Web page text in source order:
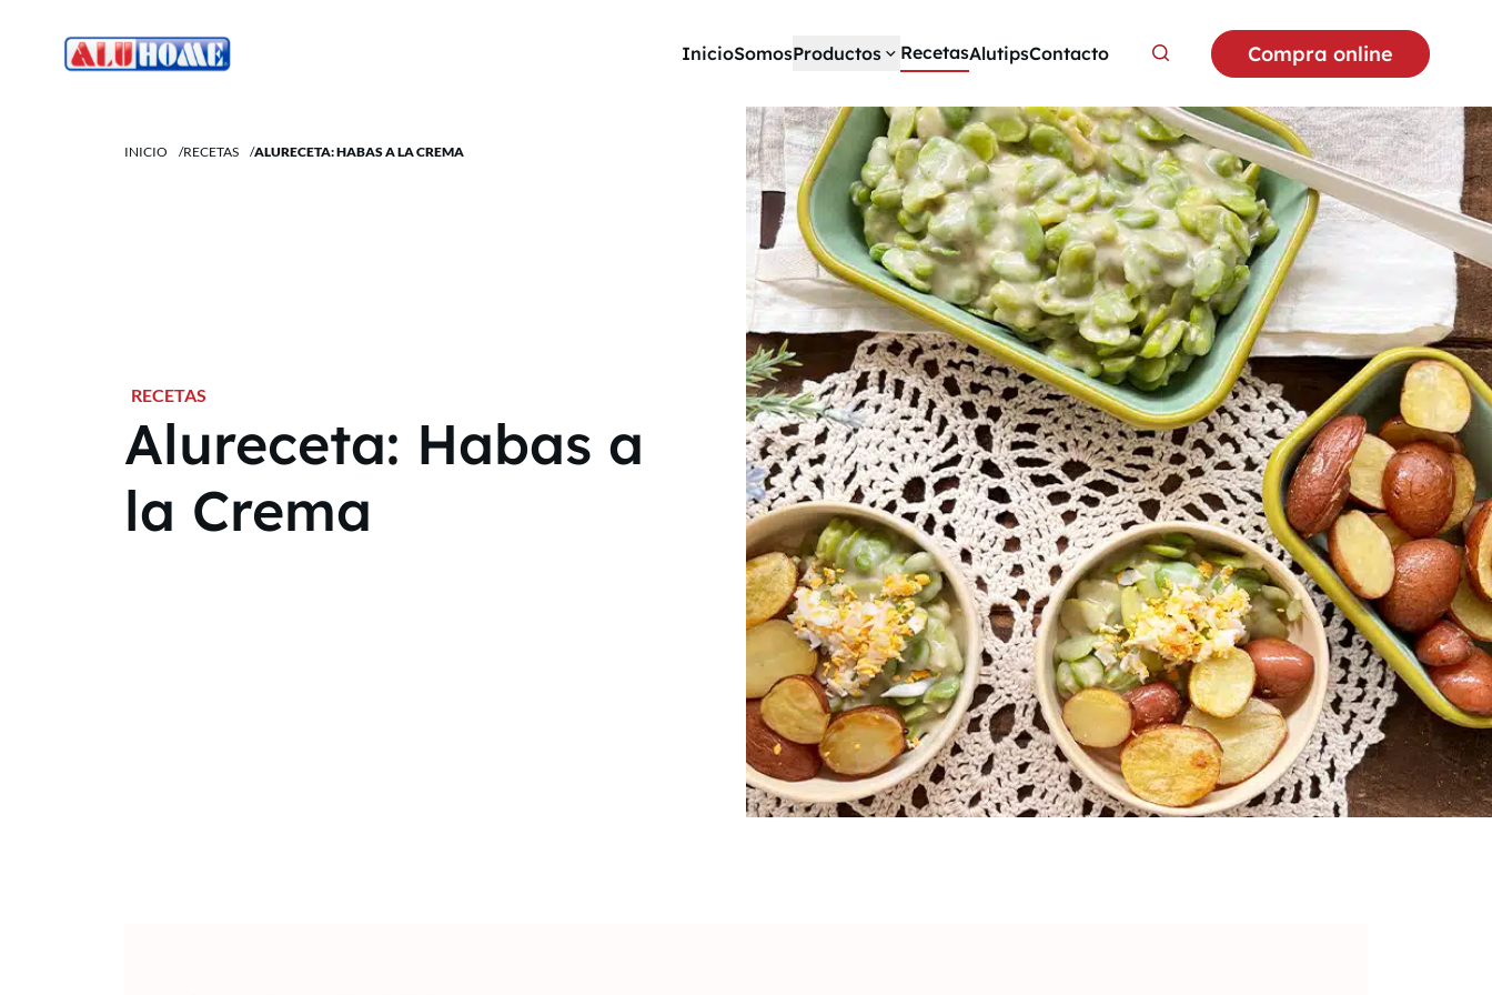
InicioSomosProductos RecetasAlutipsContacto Compra online
INICIO /RECETAS /ALURECETA: HABAS A LA CREMA
RECETAS
Alureceta: Habas a
la Crema